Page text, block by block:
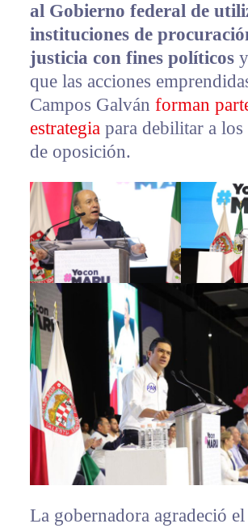
al Gobierno federal de
instituciones de
justicia con fines políticosy
que las acciones
Campos Galván forman
estrategiapara debilitar a los
de oposición.
La gobernadora agradeció